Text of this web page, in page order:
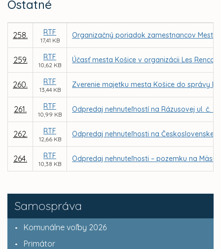
Samospráva
Komunálne voľby 2026
Primátor
Ostatné
258. RTF
17,41 KB
Organizačný poriadok zamestnancov Mesta
259. RTF
10,62 KB
Účasť mesta Košice v organizácii Les
260. RTF
13,44 KB
Zverenie majetku mesta Košice do správy
261. RTF
10,99 KB
Odpredaj nehnuteľností na Rázusovej ul. č.
262. RTF
12,66 KB
Odpredaj nehnuteľnosti na Československej
264. RTF
10,38 KB
Odpredaj nehnuteľnosti – pozemku na